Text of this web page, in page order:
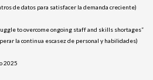
de datos para satisfacer la demanda creciente)
to overcome ongoing staff and skills shortages”
la continua escasez de personal y habilidades)
2025